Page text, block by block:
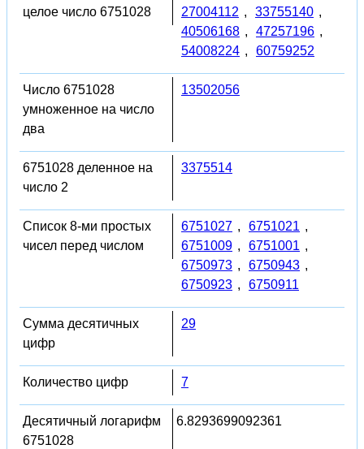
целое число 6751028
27004112 , 33755140 ,
40506168 , 47257196 ,
54008224 , 60759252
Число 6751028
умноженное на число
два
13502056
6751028 деленное на
число 2
3375514
Список 8-ми простых
чисел перед числом
6751027 , 6751021 ,
6751009 , 6751001 ,
6750973 , 6750943 ,
6750923 , 6750911
Сумма десятичных
цифр
29
Количество цифр 7
Десятичный логарифм
6751028
6.8293699092361